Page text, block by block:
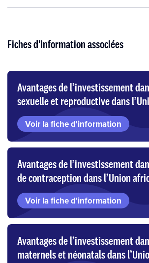
Fiches d'information associées
Avantages de l’investissement
sexuelle et reproductive dans
Voir la fiche d'information
Avantages de l’investissement
de contraception dans l’Union
Voir la fiche d'information
Avantages de l’investissement
maternels et néonatals dans